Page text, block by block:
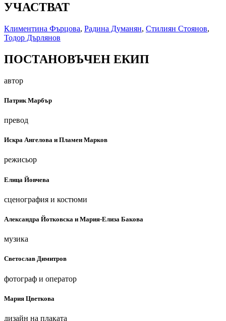
УЧАСТВАТ
Климентина Фърцова, Радина Думанян, Стилиян Стоянов,
Тодор Дърлянов
ПОСТАНОВЪЧЕН ЕКИП
автор
Патрик Марбър
превод
Искра Ангелова и Пламен Марков
режисьор
Елица Йовчева
сценография и костюми
Александра Йотковска и Мария-Елиза Бакова
музика
Светослав Димитров
фотограф и оператор
Мария Цветкова
дизайн на плаката